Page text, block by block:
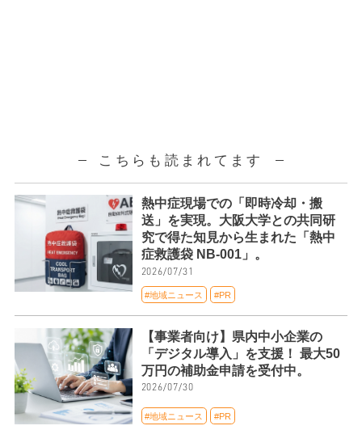
こちらも読まれてます
熱中症現場での「即時冷却・搬
送」を実現。大阪大学との共同研
究で得た知見から生まれた「熱中
症救護袋 NB-001」。
2026/07/31
#地域ニュース #PR
【事業者向け】県内中小企業の
「デジタル導入」を支援！ 最大50
万円の補助金申請を受付中。
2026/07/30
#地域ニュース #PR